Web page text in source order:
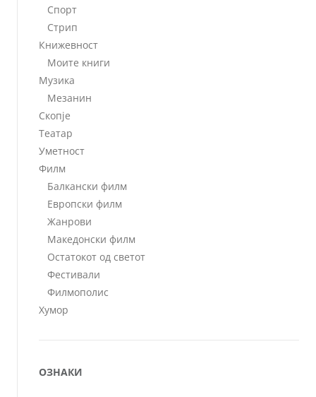
Спорт
Стрип
Книжевност
Моите книги
Музика
Мезанин
Скопје
Театар
Уметност
Филм
Балкански филм
Европски филм
Жанрови
Македонски филм
Остатокот од светот
Фестивали
Филмополис
Хумор
ОЗНАКИ